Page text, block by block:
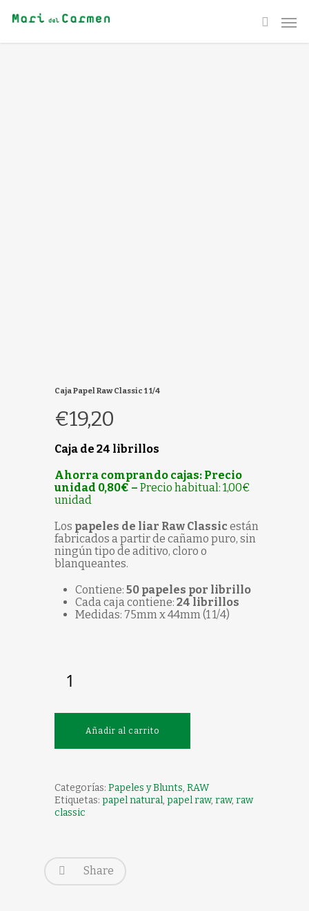
Caja Papel Raw Classic 1 1/4
€19,20
Caja de 24 librillos
Ahorra comprando cajas: Precio
unidad 0,80€ – Precio habitual: 1,00€
unidad
Los papeles de liar Raw Classic están
fabricados a partir de cañamo puro, sin
ningún tipo de aditivo, cloro o
blanqueantes.
Contiene: 50 papeles por librillo
Cada caja contiene: 24 librillos
Medidas: 75mm x 44mm (1 1/4)
Añadir al carrito
Categorías: Papeles y Blunts, RAW
Etiquetas: papel natural, papel raw, raw, raw
classic
Share